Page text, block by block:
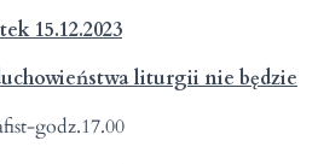
15.12.2023
liturgii nie będzie
godz.17.00